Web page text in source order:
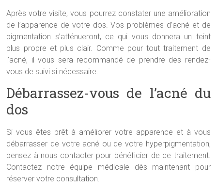
Après votre visite, vous pourrez constater une amélioration
de l’apparence de votre dos. Vos problèmes d’acné et de
pigmentation s’atténueront, ce qui vous donnera un teint
plus propre et plus clair. Comme pour tout traitement de
l’acné, il vous sera recommandé de prendre des rendez-
vous de suivi si nécessaire.
Débarrassez-vous de l’acné du
dos
Si vous êtes prêt à améliorer votre apparence et à vous
débarrasser de votre acné ou de votre hyperpigmentation,
pensez à nous contacter pour bénéficier de ce traitement.
Contactez notre équipe médicale dès maintenant pour
réserver votre consultation.